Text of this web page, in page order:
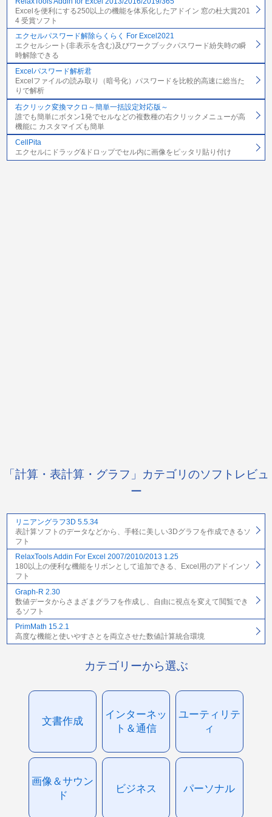
Excelを便利にする250以上の機能を体系化したアドイン 窓の杜大賞201
4 受賞ソフト
エクセルパスワード解除らくらく For Excel2021
エクセルシート(非表示を含む)及びワークブックパスワード紛失時の瞬
時解除できる
Excelパスワード解析君
Excelファイルの読み取り（暗号化）パスワードを比較的高速に総当た
りで解析
右クリック変換マクロ～簡単一括設定対応版～
誰でも簡単にボタン1発でセルなどの複数種の右クリックメニューが高
機能に カスタマイズも簡単
CellPita
エクセルにドラッグ&ドロップでセル内に画像をピッタリ貼り付け
「計算・表計算・グラフ」カテゴリのソフトレビュ
ー
リニアングラフ3D 5.5.34
表計算ソフトのデータなどから、手軽に美しい3Dグラフを作成できるソ
フト
RelaxTools Addin For Excel 2007/2010/2013 1.25
180以上の便利な機能をリボンとして追加できる、Excel用のアドインソ
フト
Graph-R 2.30
数値データからさまざまグラフを作成し、自由に視点を変えて閲覧でき
るソフト
PrimMath 15.2.1
高度な機能と使いやすさとを両立させた数値計算統合環境
カテゴリーから選ぶ
文書作成
インターネッ
ト＆通信
ユーティリテ
ィ
画像＆サウン
ド
ビジネス パーソナル